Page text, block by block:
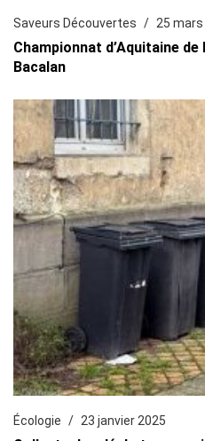
Saveurs Découvertes 25 mars
Championnat d’Aquitaine
Bacalan
Écologie 23 janvier 2025